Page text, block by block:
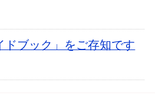
ドブック」をご存知です